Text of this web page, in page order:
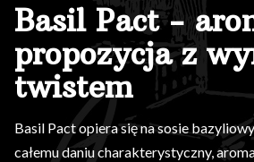
Basil Pact -
propozycja z
twistem
Basil Pact opiera się na sosie
całemu daniu charakterystyczny,